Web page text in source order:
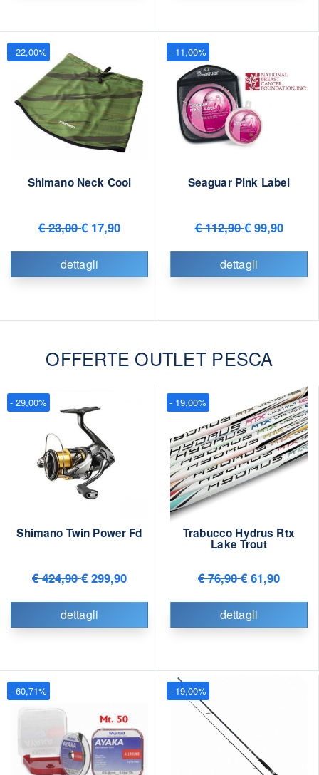
Shimano Neck Cool
€ 23,00€ 17,90
dettagli
- 22,00%
Seaguar Pink Label
€ 112,90€ 99,90
dettagli
- 11,00%
OFFERTE OUTLET PESCA
Shimano Twin Power Fd
€ 424,90€ 299,90
dettagli
- 29,00%
Trabucco Hydrus Rtx
Lake Trout
€ 76,90€ 61,90
dettagli
- 19,00%
- 60,71% - 19,00%